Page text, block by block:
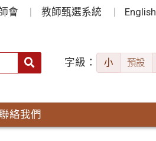
會 教師甄選系統 English
字級： 小 預設
絡我們